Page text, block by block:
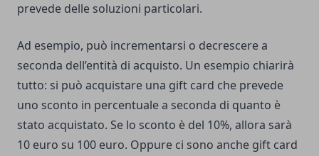
prevede delle soluzioni particolari.
Ad esempio, può incrementarsi o decrescere a
seconda dell’entità di acquisto. Un esempio chiarirà
tutto: si può acquistare una gift card che prevede
uno sconto in percentuale a seconda di quanto è
stato acquistato. Se lo sconto è del 10%, allora sarà
10 euro su 100 euro. Oppure ci sono anche gift card